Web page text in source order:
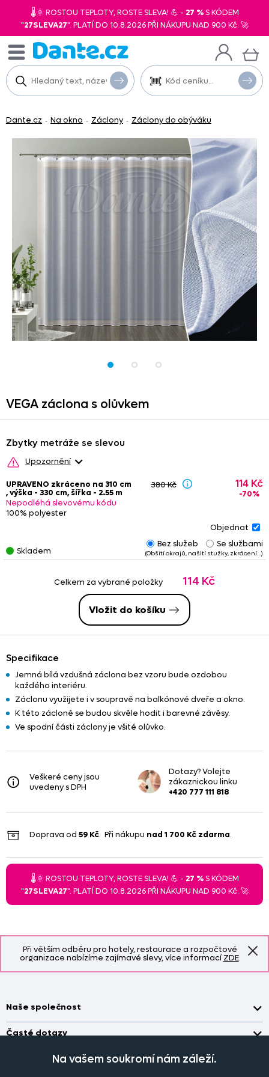
🌡️🌞 ROSTOU TEPLOTY, ROSTE SLEVA! 💪 - 27 %S KÓDEM
"27SLEVA27". PLATÍ DO 10.8.2026 PŘI NÁKUPU NAD 900 Kč. 🚀
Při větším odběru pro hotely, restaurace a rozpočtové
organizace nabízíme zajímavé slevy, více informacíZDE.
Dante.cz - Na okno - Záclony - Záclony do obýváku
VEGA záclona s olůvkem
Zbytky metráže se slevou
Upozornění
Upozornění: Na zbytky se nevztahují žádné další slevy (kódy s
procentuální slevou). Zbytek vložený do košíku zůstává
rezervován dvě hodiny.Nedoporučujeme
s metrážovým zbožím
stejného důvodu není vhodné objednávat různé zbytky, pokud
Některé zbytky jsou
neboobšité, případně jsou na
nich našity řasící stužky nebo tunýlky. Tyto služby jsou již
poznámkám- u upravených zbytkůnemusí vždy platit
UPRAVENO zkráceno na 310 cm
, výška - 330 cm, šířka - 2.55 m
Nepodléhá slevovému kódu
100% polyester
380 Kč 114 Kč
-70%
Skladem
Bez služeb Se službami
(Obšití okrajů, našití stužky, zkrácení…)
Celkem za vybrané položky 114 Kč
Vložit do košíku
Specifikace
Jemná bílá vzdušná záclona bez vzoru bude ozdobou
každého interiéru.
Záclonu využijete i v soupravě na balkónové dveře a okno.
K této zácloně se budou skvěle hodit i barevné závěsy.
Ve spodní části záclony je všité olůvko.
Veškeré ceny jsou
uvedeny s DPH
Dotazy? Volejte
zákaznickou linku
+420 777 111 818
Doprava od 59 Kč. Při nákupu nad 1 700 Kč zdarma.
🌡️🌞 ROSTOU TEPLOTY, ROSTE SLEVA! 💪 - 27 %S KÓDEM
"27SLEVA27". PLATÍ DO 10.8.2026 PŘI NÁKUPU NAD 900 Kč. 🚀
Naše společnost
Doprava a platba
Časté dotazy
Na vašem soukromí nám záleží.